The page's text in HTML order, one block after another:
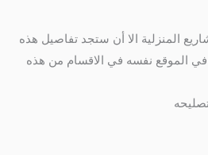
المنزلية الا أن ستجد تفاصيل هذه
في الموقع نفسه في الاقسام من هذه